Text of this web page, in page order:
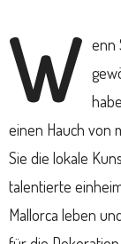
W enn
einen Hauch von
Sie die lokale
talentierte
Mallorca leben